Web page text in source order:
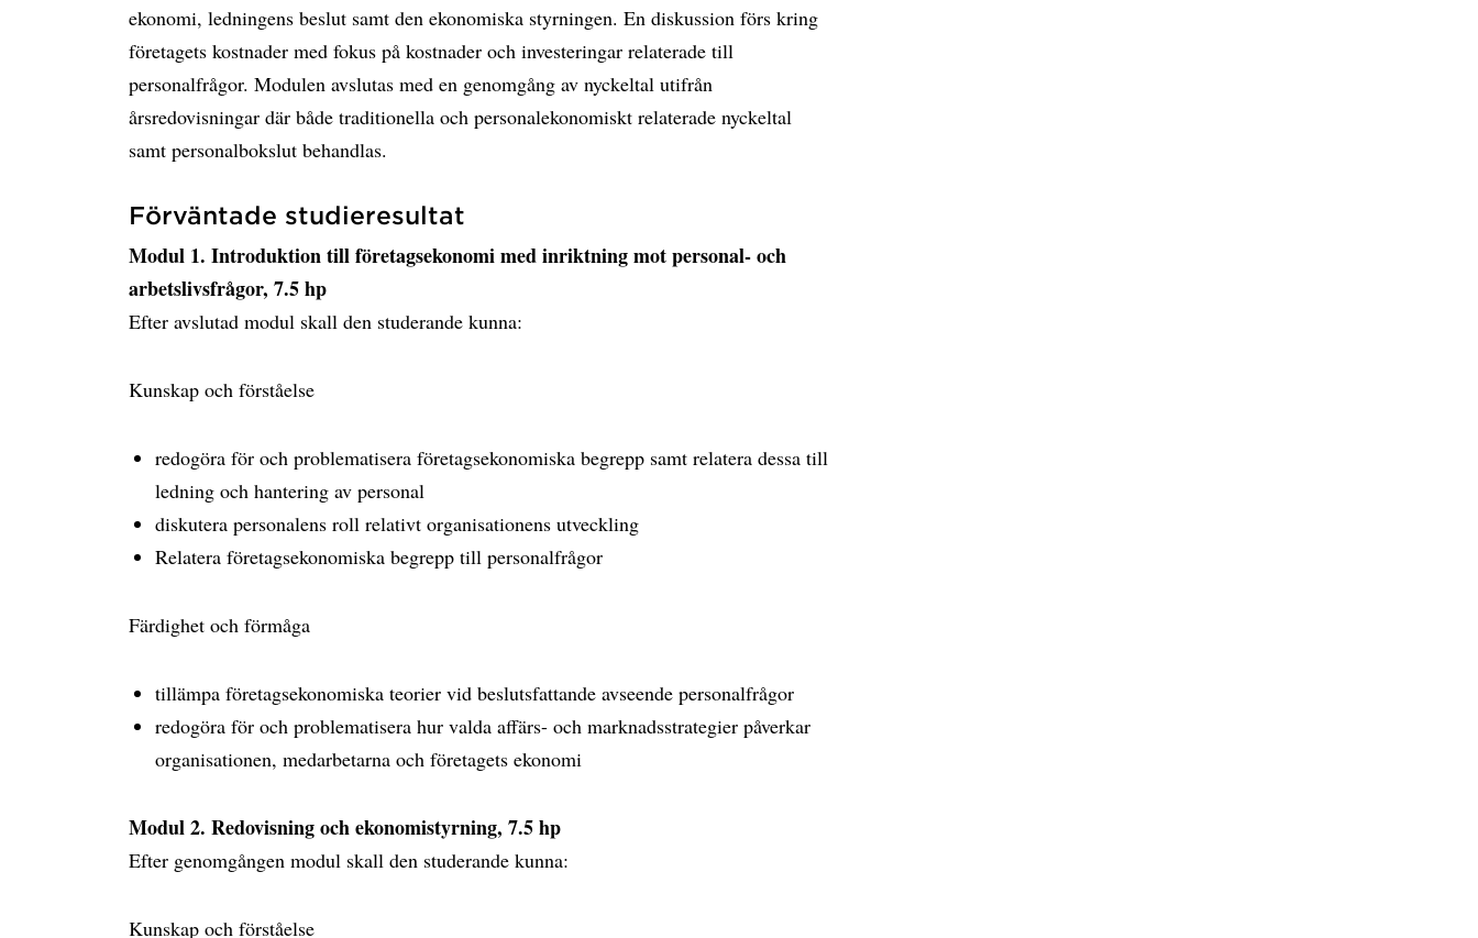
ekonomi, ledningens beslut samt den ekonomiska styrningen. En diskussion förs kring
företagets kostnader med fokus på kostnader och investeringar relaterade till
personalfrågor. Modulen avslutas med en genomgång av nyckeltal utifrån
årsredovisningar där både traditionella och personalekonomiskt relaterade nyckeltal
samt personalbokslut behandlas.
Förväntade studieresultat
Modul 1. Introduktion till företagsekonomi med inriktning mot personal- och
arbetslivsfrågor, 7.5 hp
Efter avslutad modul skall den studerande kunna:
Kunskap och förståelse
redogöra för och problematisera företagsekonomiska begrepp samt relatera dessa till
ledning och hantering av personal
diskutera personalens roll relativt organisationens utveckling
Relatera företagsekonomiska begrepp till personalfrågor
Färdighet och förmåga
tillämpa företagsekonomiska teorier vid beslutsfattande avseende personalfrågor
redogöra för och problematisera hur valda affärs- och marknadsstrategier påverkar
organisationen, medarbetarna och företagets ekonomi
Modul 2. Redovisning och ekonomistyrning, 7.5 hp
Efter genomgången modul skall den studerande kunna:
Kunskap och förståelse